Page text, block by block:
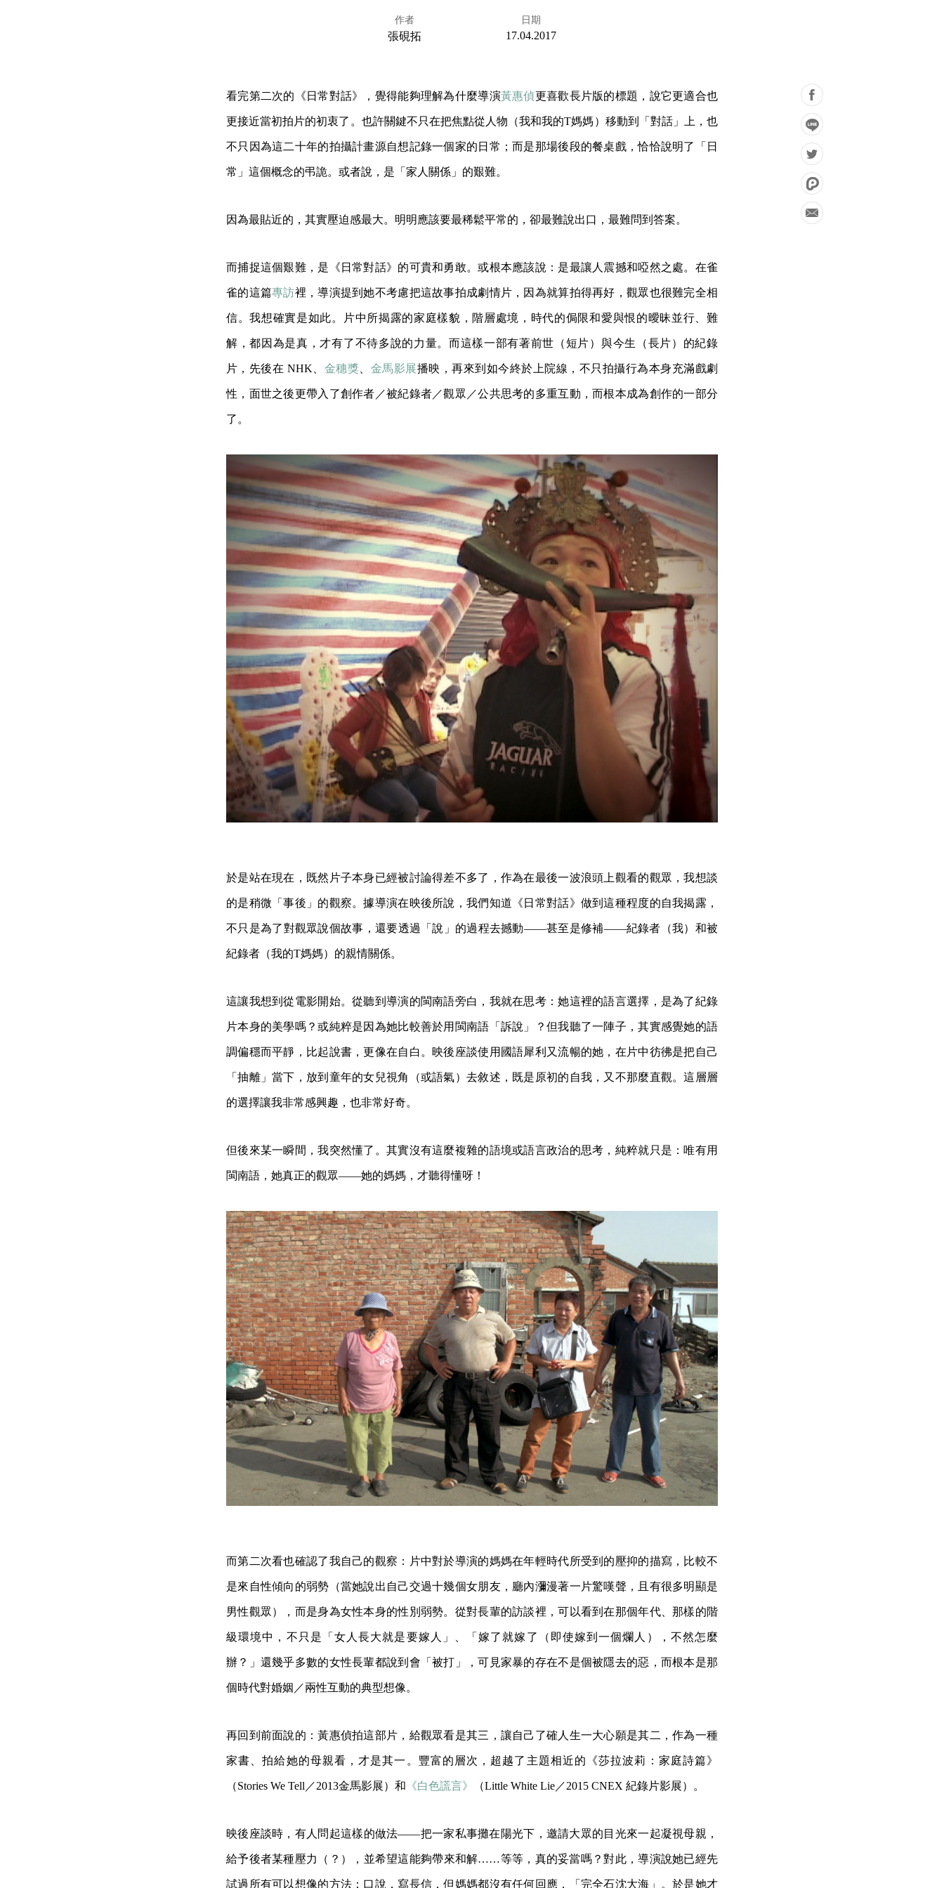
作者
張硯拓
日期
17.04.2017
看完第二次的《日常對話》，覺得能夠理解為什麼導演黃惠偵更喜歡長片版的標題，說它更適合也
更接近當初拍片的初衷了。也許關鍵不只在把焦點從人物（我和我的T媽媽）移動到「對話」上，也
不只因為這二十年的拍攝計畫源自想記錄一個家的日常；而是那場後段的餐桌戲，恰恰說明了「日
常」這個概念的弔詭。或者說，是「家人關係」的艱難。
因為最貼近的，其實壓迫感最大。明明應該要最稀鬆平常的，卻最難說出口，最難問到答案。
而捕捉這個艱難，是《日常對話》的可貴和勇敢。或根本應該說：是最讓人震撼和啞然之處。在雀
雀的這篇專訪裡，導演提到她不考慮把這故事拍成劇情片，因為就算拍得再好，觀眾也很難完全相
信。我想確實是如此。片中所揭露的家庭樣貌，階層處境，時代的侷限和愛與恨的曖昧並行、難
解，都因為是真，才有了不待多說的力量。而這樣一部有著前世（短片）與今生（長片）的紀錄
片，先後在 NHK、 金穗獎 金馬影展播映，再來到如今終於上院線，不只拍攝行為本身充滿戲劇
性，面世之後更帶入了創作者／被紀錄者／觀眾／公共思考的多重互動，而根本成為創作的一部分
了。
於是站在現在，既然片子本身已經被討論得差不多了，作為在最後一波浪頭上觀看的觀眾，我想談
的是稍微「事後」的觀察。據導演在映後所說，我們知道《日常對話》做到這種程度的自我揭露，
不只是為了對觀眾說個故事，還要透過「說」的過程去撼動——甚至是修補——紀錄者（我）和被
紀錄者（我的T媽媽）的親情關係。
這讓我想到從電影開始。從聽到導演的閩南語旁白，我就在思考：她這裡的語言選擇，是為了紀錄
片本身的美學嗎？或純粹是因為她比較善於用閩南語「訴說」？但我聽了一陣子，其實感覺她的語
調偏穩而平靜，比起說書，更像在自白。映後座談使用國語犀利又流暢的她，在片中彷彿是把自己
「抽離」當下，放到童年的女兒視角（或語氣）去敘述，既是原初的自我，又不那麼直觀。這層層
的選擇讓我非常感興趣，也非常好奇。
但後來某一瞬間，我突然懂了。其實沒有這麼複雜的語境或語言政治的思考，純粹就只是：唯有用
閩南語，她真正的觀眾——她的媽媽，才聽得懂呀！
而第二次看也確認了我自己的觀察：片中對於導演的媽媽在年輕時代所受到的壓抑的描寫，比較不
是來自性傾向的弱勢（當她說出自己交過十幾個女朋友，廳內瀰漫著一片驚嘆聲，且有很多明顯是
男性觀眾），而是身為女性本身的性別弱勢。從對長輩的訪談裡，可以看到在那個年代、那樣的階
級環境中，不只是「女人長大就是要嫁人」、「嫁了就嫁了（即使嫁到一個爛人），不然怎麼
辦？」還幾乎多數的女性長輩都說到會「被打」，可見家暴的存在不是個被隱去的惡，而根本是那
個時代對婚姻／兩性互動的典型想像。
再回到前面說的：黃惠偵拍這部片，給觀眾看是其三，讓自己了確人生一大心願是其二，作為一種
家書、拍給她的母親看，才是其一。豐富的層次，超越了主題相近的《莎拉波莉：家庭詩篇》
（Stories We Tell／2013金馬影展）和 《白色謊言》 （Little White Lie／2015 CNEX 紀錄片影展）。
映後座談時，有人問起這樣的做法——把一家私事攤在陽光下，邀請大眾的目光來一起凝視母親，
給予後者某種壓力（？），並希望這能夠帶來和解……等等，真的妥當嗎？對此，導演說她已經先
試過所有可以想像的方法：口說，寫長信，但媽媽都沒有任何回應，「完全石沈大海」。於是她才